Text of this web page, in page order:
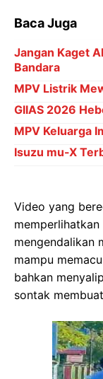
Baca Juga
Jangan Kaget
Bandara
MPV Listrik
GIIAS 2026
MPV Keluarga
Isuzu mu-X
Video yang
mengendalikan
mampu
bahkan
sontak